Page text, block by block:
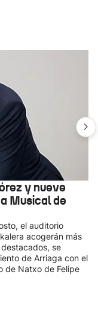
y nueve
Musical de
el auditorio
acogerán más
se
de Arriaga con el
de Natxo de Felipe